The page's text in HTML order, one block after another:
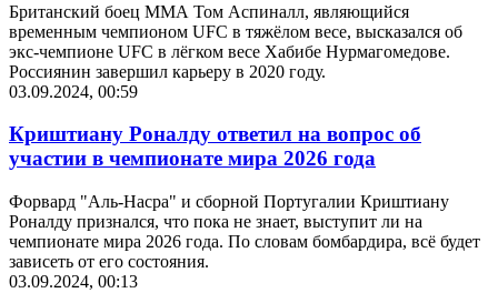
Британский боец ММА Том Аспиналл, являющийся
временным чемпионом UFC в тяжёлом весе, высказался об
экс-чемпионе UFC в лёгком весе Хабибе Нурмагомедове.
Россиянин завершил карьеру в 2020 году.
03.09.2024, 00:59
Криштиану Роналду ответил на вопрос об
участии в чемпионате мира 2026 года
Форвард "Аль-Насра" и сборной Португалии Криштиану
Роналду признался, что пока не знает, выступит ли на
чемпионате мира 2026 года. По словам бомбардира, всё будет
зависеть от его состояния.
03.09.2024, 00:13